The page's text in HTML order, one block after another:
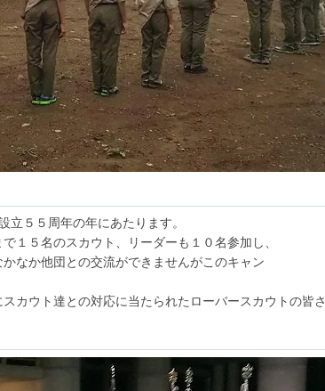
立５５周年の年にあたります。
１５名のスカウト、リーダーも１０名参加し、
なか他団との交流ができませんがこのキャン
カウト達との対応に当たられたローバースカウトの皆さ